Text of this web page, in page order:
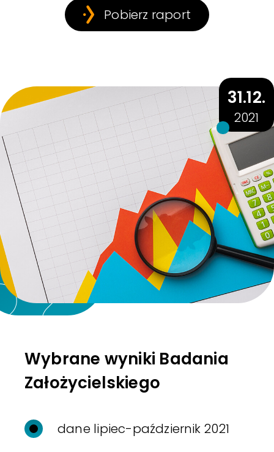
Pobierz raport
Wybrane wyniki Badania
Założycielskiego
dane lipiec-październik 2021
31.12.
2021